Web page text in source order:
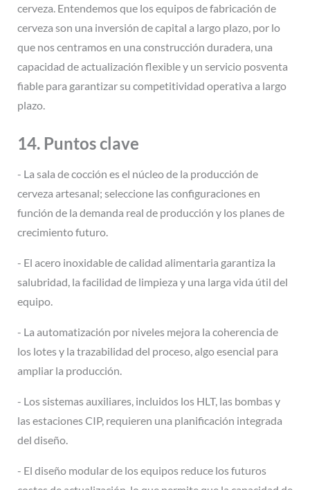
cerveza. Entendemos que los equipos de fabricación de
cerveza son una inversión de capital a largo plazo, por lo
que nos centramos en una construcción duradera, una
capacidad de actualización flexible y un servicio posventa
fiable para garantizar su competitividad operativa a largo
plazo.
14. Puntos clave
- La sala de cocción es el núcleo de la producción de
cerveza artesanal; seleccione las configuraciones en
función de la demanda real de producción y los planes de
crecimiento futuro.
- El acero inoxidable de calidad alimentaria garantiza la
salubridad, la facilidad de limpieza y una larga vida útil del
equipo.
- La automatización por niveles mejora la coherencia de
los lotes y la trazabilidad del proceso, algo esencial para
ampliar la producción.
- Los sistemas auxiliares, incluidos los HLT, las bombas y
las estaciones CIP, requieren una planificación integrada
del diseño.
- El diseño modular de los equipos reduce los futuros